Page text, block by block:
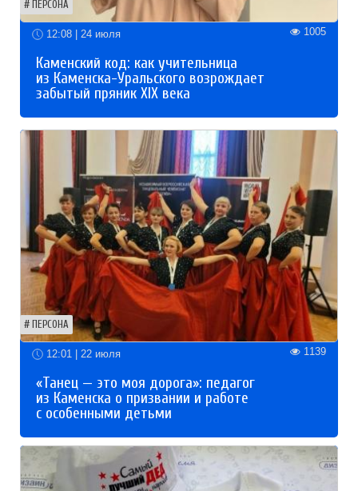
ПЕРСОНА
12:08 | 24 июля 1005
Каменский код: как учительница
из Каменска-Уральского возрождает
забытый пряник XIX века
ПЕРСОНА
12:01 | 22 июля 1139
«Танец — это моя дорога»: педагог
из Каменска о призвании и работе
с особенными детьми